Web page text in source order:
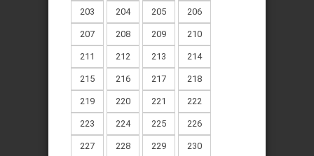
203 204 205 206
207 208 209 210
211 212 213 214
215 216 217 218
219 220 221 222
223 224 225 226
227 228 229 230